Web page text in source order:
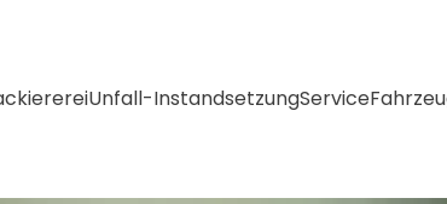
Unfall-InstandsetzungService